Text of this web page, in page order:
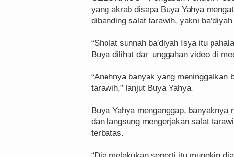
yang akrab disapa Buya Yahya
dibanding salat tarawih, yakni
“Sholat sunnah ba'diyah Isya itu
Buya dilihat dari unggahan video di
“Anehnya banyak yang
tarawih,” lanjut Buya Yahya.
Buya Yahya menganggap,
dan langsung mengerjakan salat
terbatas.